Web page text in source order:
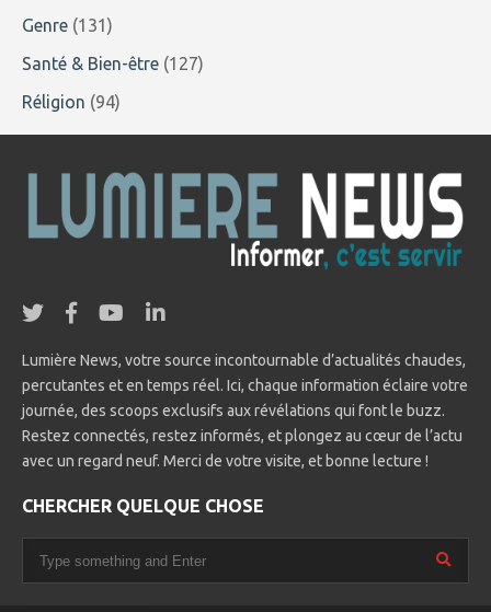
Genre (131)
Santé & Bien-être (127)
Réligion (94)
Lumière News, votre source incontournable d’actualités chaudes,
percutantes et en temps réel. Ici, chaque information éclaire votre
journée, des scoops exclusifs aux révélations qui font le buzz.
Restez connectés, restez informés, et plongez au cœur de l’actu
avec un regard neuf. Merci de votre visite, et bonne lecture !
CHERCHER QUELQUE CHOSE